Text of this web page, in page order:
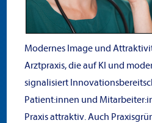
Modernes Image und
Arztpraxis, die auf KI und
signalisiert
Patient:innen und
Praxis attraktiv. Auch